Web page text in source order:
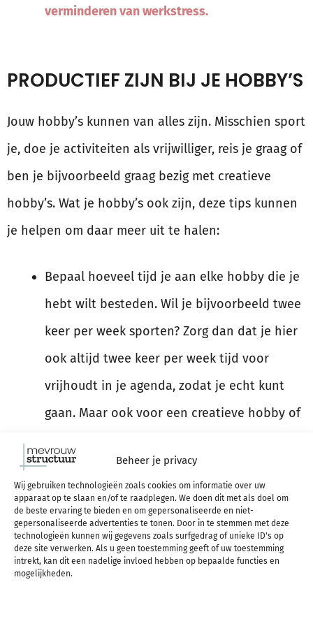
Beheer je privacy
Wij gebruiken technologieën zoals cookies om informatie over uw
apparaat op te slaan en/of te raadplegen. We doen dit met als doel om
de beste ervaring te bieden en om gepersonaliseerde en niet-
gepersonaliseerde advertenties te tonen. Door in te stemmen met deze
technologieën kunnen wij gegevens zoals surfgedrag of unieke ID's op
deze site verwerken. Als u geen toestemming geeft of uw toestemming
intrekt, kan dit een nadelige invloed hebben op bepaalde functies en
mogelijkheden.
verminderen van werkstress.
PRODUCTIEF ZIJN BIJ JE HOBBY’S
Jouw hobby’s kunnen van alles zijn. Misschien sport
je, doe je activiteiten als vrijwilliger, reis je graag of
ben je bijvoorbeeld graag bezig met creatieve
hobby’s. Wat je hobby’s ook zijn, deze tips kunnen
je helpen om daar meer uit te halen:
Bepaal hoeveel tijd je aan elke hobby die je
hebt wilt besteden. Wil je bijvoorbeeld twee
keer per week sporten? Zorg dan dat je hier
ook altijd twee keer per week tijd voor
vrijhoudt in je agenda, zodat je echt kunt
gaan. Maar ook voor een creatieve hobby of
prima tijd in je agenda vrijhouden.
Een doel kan heel erg motiverend werken,
ook als het om een hobby gaat. Denk na
over of je iets wilt bereiken met jouw hobby.
Wil je bijvoorbeeld 5 kilometer kunnen